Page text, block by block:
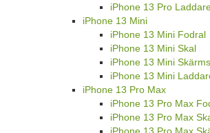
iPhone 13 Pro
iPhone 13 Mini
iPhone 13 Mini Fodral
iPhone 13 Mini Skal
iPhone 13 Mini
iPhone 13 Mini
iPhone 13 Pro Max
iPhone 13 Pro Max
iPhone 13 Pro Max
iPhone 13 Pro Max